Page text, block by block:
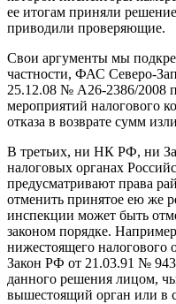
ее итогам приняли
приводили проверяющие.
Свои аргументы мы
частности, ФАС Северо-
25.12.08 № А26-2386/2008
мероприятий налогового
отказа в возврате сумм
В третьих, ни НК РФ, ни
налоговых органах
предусматривают права
отменить принятое ею же
инспекции может быть
законом порядке.
нижестоящего налогового
Закон РФ от 21.03.91 №
данного решения лицом,
вышестоящий орган или в